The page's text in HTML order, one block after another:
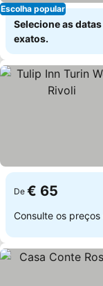
Escolha popular
Selecione as
exatos.
De € 65
Consulte os preços